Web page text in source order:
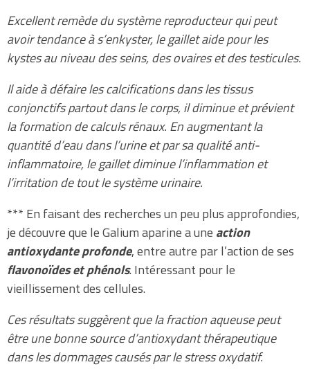
Excellent remède du système reproducteur qui peut
avoir tendance à s’enkyster, le gaillet aide pour les
kystes au niveau des seins, des ovaires et des testicules.
Il aide à défaire les calcifications dans les tissus
conjonctifs partout dans le corps, il diminue et prévient
la formation de calculs rénaux. En augmentant la
quantité d’eau dans l’urine et par sa qualité anti-
inflammatoire, le gaillet diminue l’inflammation et
l’irritation de tout le système urinaire.
*** En faisant des recherches un peu plus approfondies,
je découvre que le Galium aparine a une action
antioxydante profonde, entre autre par l’action de ses
flavonoïdes et phénols. Intéressant pour le
vieillissement des cellules.
Ces résultats suggèrent que la fraction aqueuse peut
être une bonne source d’antioxydant thérapeutique
dans les dommages causés par le stress oxydatif.